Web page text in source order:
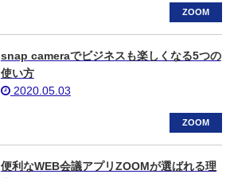
ZOOM
snap cameraでビジネスも楽しくなる5つの
使い方
2020.05.03
ZOOM
便利なWEB会議アプリZOOMが選ばれる理